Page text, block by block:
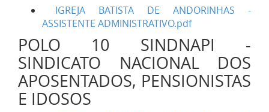
IGREJA BATISTA DE ANDORINHAS -
ASSISTENTE ADMINISTRATIVO.pdf
POLO 10 SINDNAPI -
SINDICATO NACIONAL DOS
APOSENTADOS, PENSIONISTAS
E IDOSOS